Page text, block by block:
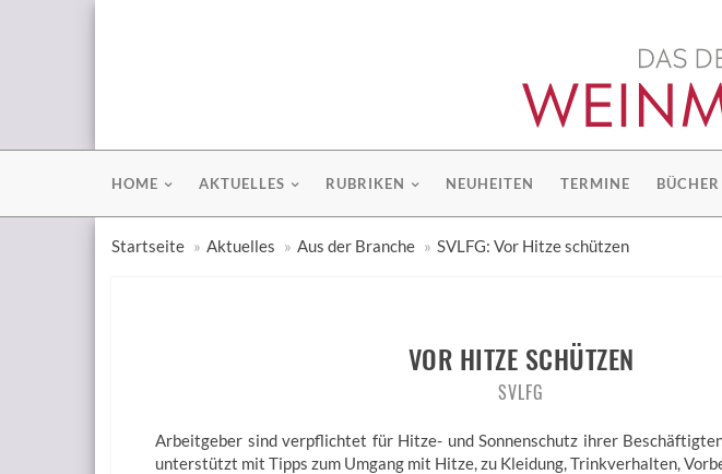
HOME AKTUELLES RUBRIKEN NEUHEITEN TERMINE
Startseite Aktuelles Aus der Branche SVLFG: Vor Hitze schützen
VOR HITZE SCHÜTZEN
SVLFG
Arbeitgeber sind verpflichtet für Hitze- und Sonnenschutz ihrer
unterstützt mit Tipps zum Umgang mit Hitze, zu Kleidung, Trinkverhalten,